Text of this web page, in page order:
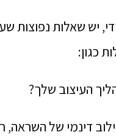
יש שאלות נפוצות
כגון:
העיצוב שלך?
דינמי של